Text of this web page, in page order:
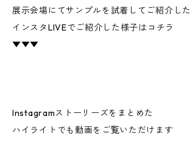
展示会場にてサンプルを試着してご紹介した
インスタLIVEでご紹介した様子はコチラ
▼▼▼
Instagramストーリーズをまとめた
ハイライトでも動画をご覧いただけます